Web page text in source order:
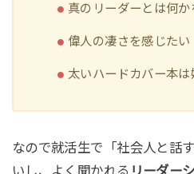
真のリーダーとは何か
偉人の凄さを感じたい
太いハードカバー本は
なので就活生で「社会人と話
いし、よく聞かれる リーダー